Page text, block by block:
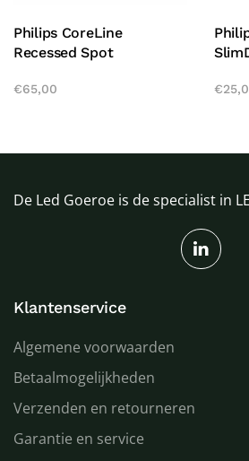
Philips CoreLine
Recessed Spot
€65,00 €
De Led Goeroe is de specialist in
Klantenservice
Algemene voorwaarden
Betaalmogelijkheden
Verzenden en retourneren
Garantie en service